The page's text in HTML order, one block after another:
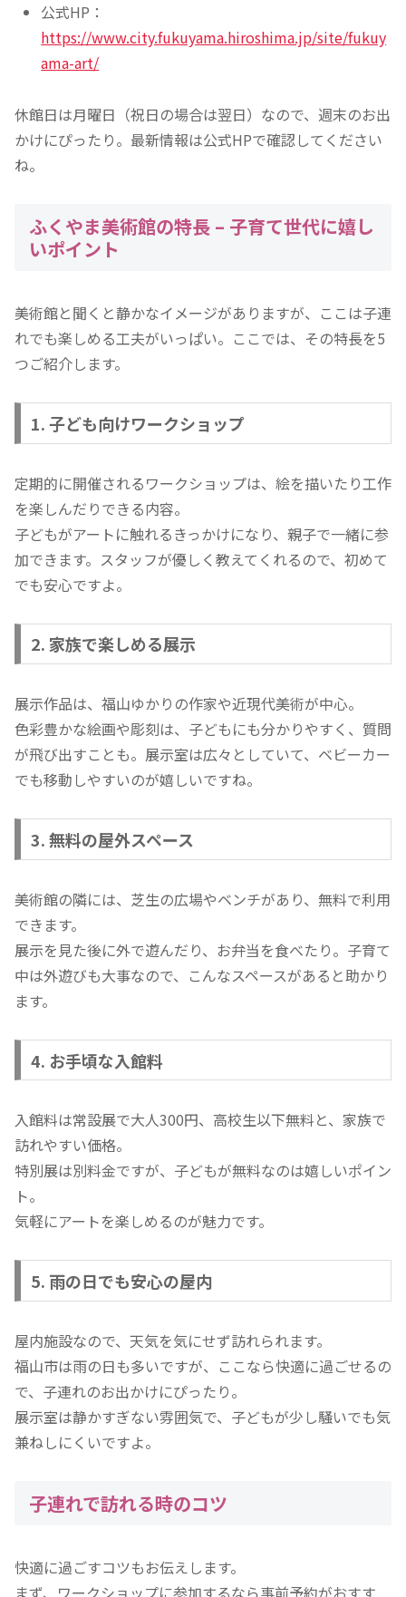
公式HP：
https://www.city.fukuyama.hiroshima.jp/site/fukuy
ama-art/
休館日は月曜日（祝日の場合は翌日）なので、週末のお出
かけにぴったり。最新情報は公式HPで確認してください
ね。
ふくやま美術館の特長 – 子育て世代に嬉し
いポイント
美術館と聞くと静かなイメージがありますが、ここは子連
れでも楽しめる工夫がいっぱい。ここでは、その特長を5
つご紹介します。
1. 子ども向けワークショップ
定期的に開催されるワークショップは、絵を描いたり工作
を楽しんだりできる内容。
子どもがアートに触れるきっかけになり、親子で一緒に参
加できます。スタッフが優しく教えてくれるので、初めて
でも安心ですよ。
2. 家族で楽しめる展示
展示作品は、福山ゆかりの作家や近現代美術が中心。
色彩豊かな絵画や彫刻は、子どもにも分かりやすく、質問
が飛び出すことも。展示室は広々としていて、ベビーカー
でも移動しやすいのが嬉しいですね。
3. 無料の屋外スペース
美術館の隣には、芝生の広場やベンチがあり、無料で利用
できます。
展示を見た後に外で遊んだり、お弁当を食べたり。子育て
中は外遊びも大事なので、こんなスペースがあると助かり
ます。
4. お手頃な入館料
入館料は常設展で大人300円、高校生以下無料と、家族で
訪れやすい価格。
特別展は別料金ですが、子どもが無料なのは嬉しいポイン
ト。
気軽にアートを楽しめるのが魅力です。
5. 雨の日でも安心の屋内
屋内施設なので、天気を気にせず訪れられます。
福山市は雨の日も多いですが、ここなら快適に過ごせるの
で、子連れのお出かけにぴったり。
展示室は静かすぎない雰囲気で、子どもが少し騒いでも気
兼ねしにくいですよ。
子連れで訪れる時のコツ
快適に過ごすコツもお伝えします。